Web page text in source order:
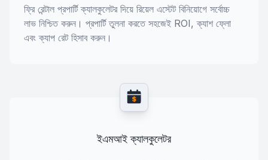
ফ্রি রেন্টাল প্রপার্টি ক্যালকুলেটর দিয়ে রিয়েল এস্টেট বিনিয়োগে সর্বোচ্চ
লাভ নিশ্চিত করুন। প্রপার্টি তুলনা করতে সহজেই ROI, ক্যাশ ফ্লো
এবং ক্যাপ রেট হিসাব করুন।
$
ইএমআই ক্যালকুলেটর